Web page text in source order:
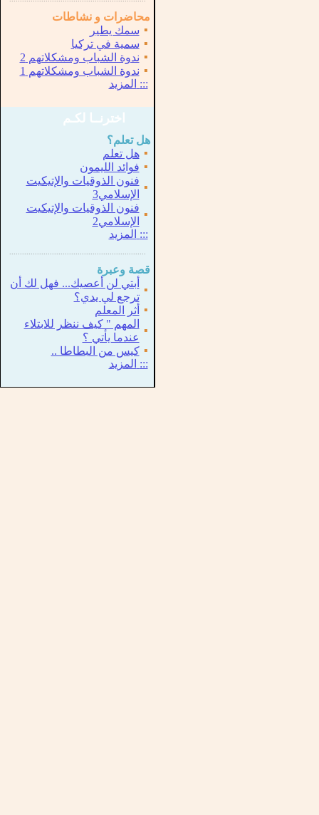
محاضرات و نشاطات
▪ سمك يطير
▪ سمية في تركيا
▪ ندوة الشباب ومشكلاتهم 2
▪ ندوة الشباب ومشكلاتهم 1
::: المزيد
اخترنــا لكـم
هل تعلم؟
▪ هل تعلم
▪ فوائد الليمون
▪
فنون الذوقيات والإتيكيت
الإسلامي3
▪
فنون الذوقيات والإتيكيت
الإسلامي2
::: المزيد
قصة وعبرة
▪
أبتي لن أعصيك... فهل لك أن
ترجع لي يدي؟
▪ أثر المعلم
▪
المهم " كيف ننظر للابتلاء
عندما يأتي ؟
▪ كيس من البطاطا ..
::: المزيد